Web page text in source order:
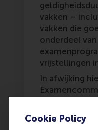
Cookie Policy
vakken –
vakken die
onderdeel
vrijstellingen
In afwijking
langer dan zes